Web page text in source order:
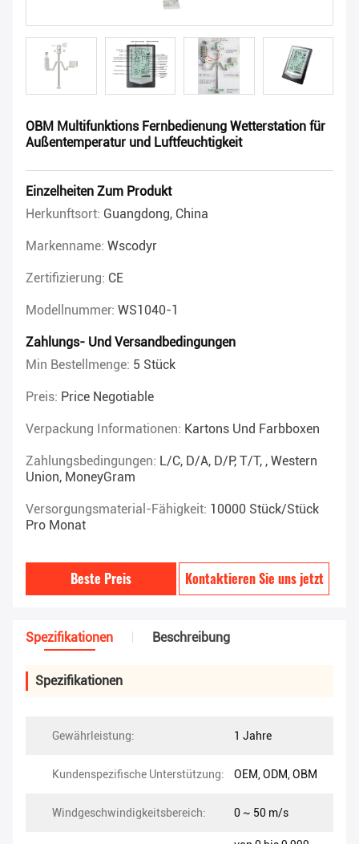
OBM Multifunktions Fernbedienung Wetterstation für
Außentemperatur und Luftfeuchtigkeit
Einzelheiten Zum Produkt
Herkunftsort: Guangdong, China
Markenname: Wscodyr
Zertifizierung: CE
Modellnummer: WS1040-1
Zahlungs- Und Versandbedingungen
Min Bestellmenge: 5 Stück
Preis: Price Negotiable
Verpackung Informationen: Kartons Und Farbboxen
Zahlungsbedingungen: L/C, D/A, D/P, T/T, , Western
Union, MoneyGram
Versorgungsmaterial-Fähigkeit: 10000 Stück/Stück
Pro Monat
Beste Preis Kontaktieren Sie uns jetzt
Spezifikationen Beschreibung
Spezifikationen
Gewährleistung: 1 Jahre
Kundenspezifische Unterstützung: OEM, ODM, OBM
Windgeschwindigkeitsbereich: 0 ~ 50 m/s